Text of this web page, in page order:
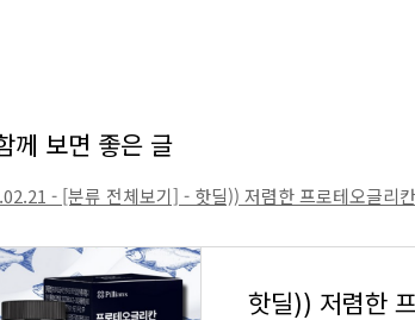
께 보면 좋은 글
- [분류 전체보기] - 핫딜)) 저렴한 프로테오글리